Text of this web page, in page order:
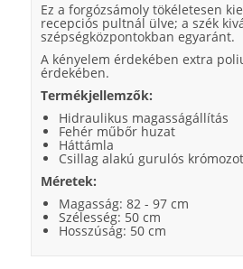
Ez a forgózsámoly tökéletesen
recepciós pultnál ülve; a szék
szépségközpontokban egyaránt.
A kényelem érdekében extra
érdekében.
Termékjellemzők:
Hidraulikus magasságállítás
Fehér műbőr huzat
Háttámla
Csillag alakú gurulós
Méretek:
Magasság: 82 - 97 cm
Szélesség: 50 cm
Hosszúság: 50 cm